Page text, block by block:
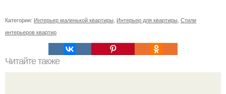
Категории: Интерьер маленькой квартиры Интерьер для квартиры Стили
интерьеров квартир
Читайте также